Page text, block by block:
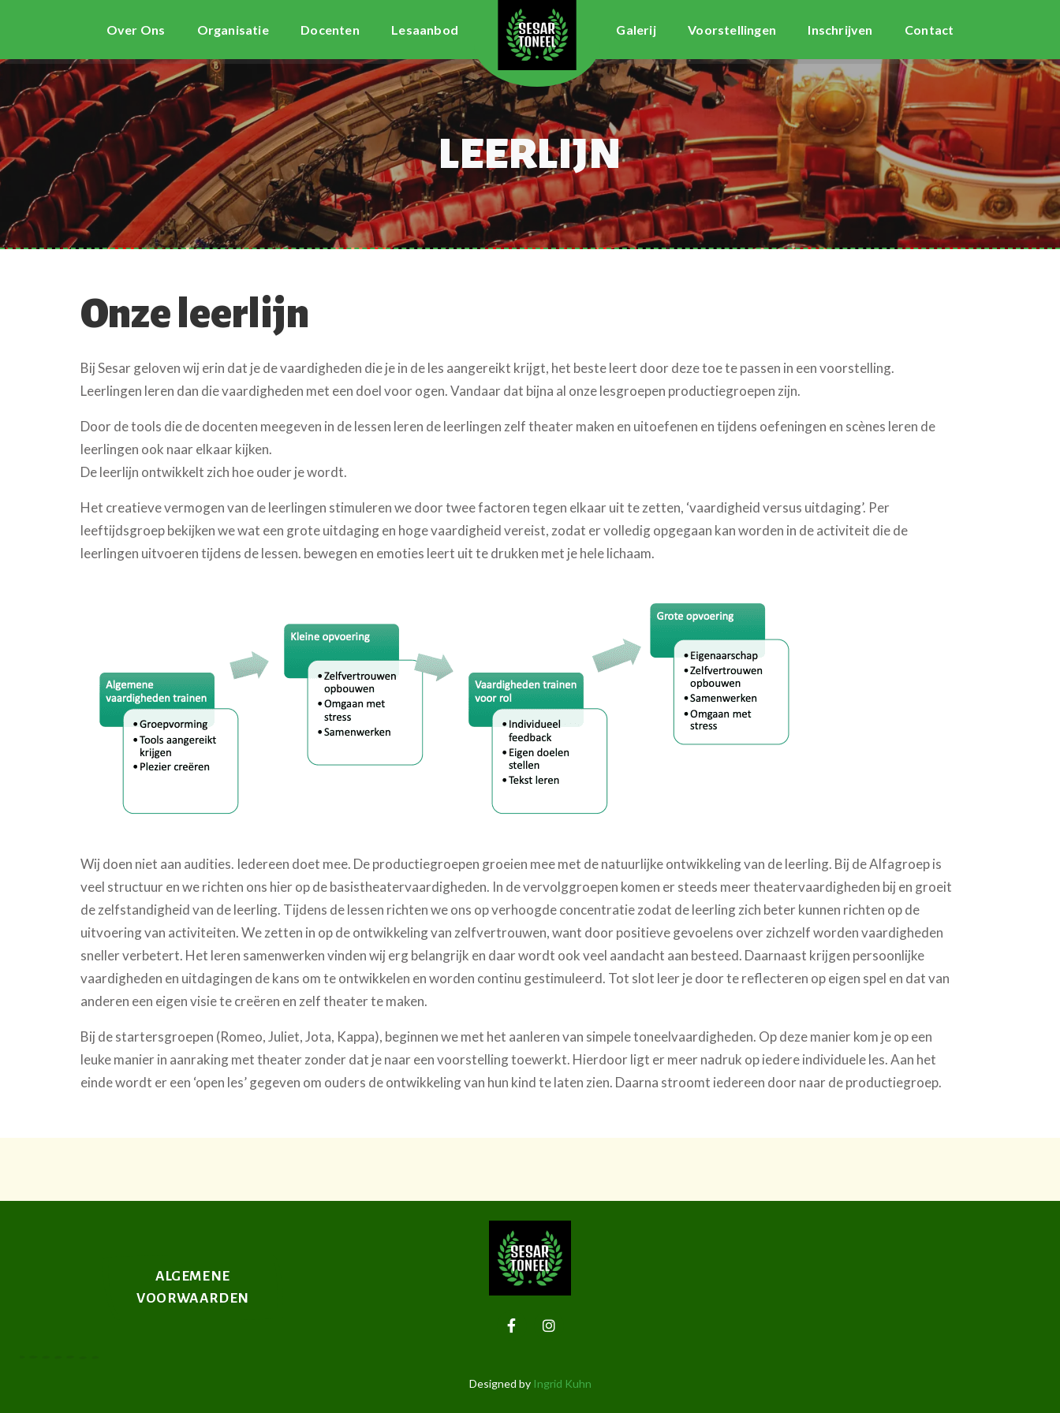
Over Ons Organisatie Docenten Lesaanbod Galerij Voorstellingen Inschrijven Contact
LEERLIJN
Onze leerlijn
Bij Sesar geloven wij erin dat je de vaardigheden die je in de les aangereikt krijgt, het beste leert door deze toe te passen in een voorstelling.
Leerlingen leren dan die vaardigheden met een doel voor ogen. Vandaar dat bijna al onze lesgroepen productiegroepen zijn.
Door de tools die de docenten meegeven in de lessen leren de leerlingen zelf theater maken en uitoefenen en tijdens oefeningen en scènes leren de
leerlingen ook naar elkaar kijken.
De leerlijn ontwikkelt zich hoe ouder je wordt.
Het creatieve vermogen van de leerlingen stimuleren we door twee factoren tegen elkaar uit te zetten, ‘vaardigheid versus uitdaging’. Per
leeftijdsgroep bekijken we wat een grote uitdaging en hoge vaardigheid vereist, zodat er volledig opgegaan kan worden in de activiteit die de
leerlingen uitvoeren tijdens de lessen. bewegen en emoties leert uit te drukken met je hele lichaam.
Wij doen niet aan audities. Iedereen doet mee. De productiegroepen groeien mee met de natuurlijke ontwikkeling van de leerling. Bij de Alfagroep is
veel structuur en we richten ons hier op de basistheatervaardigheden. In de vervolggroepen komen er steeds meer theatervaardigheden bij en groeit
de zelfstandigheid van de leerling. Tijdens de lessen richten we ons op verhoogde concentratie zodat de leerling zich beter kunnen richten op de
uitvoering van activiteiten. We zetten in op de ontwikkeling van zelfvertrouwen, want door positieve gevoelens over zichzelf worden vaardigheden
sneller verbetert. Het leren samenwerken vinden wij erg belangrijk en daar wordt ook veel aandacht aan besteed. Daarnaast krijgen persoonlijke
vaardigheden en uitdagingen de kans om te ontwikkelen en worden continu gestimuleerd. Tot slot leer je door te reflecteren op eigen spel en dat van
anderen een eigen visie te creëren en zelf theater te maken.
Bij de startersgroepen (Romeo, Juliet, Jota, Kappa), beginnen we met het aanleren van simpele toneelvaardigheden. Op deze manier kom je op een
leuke manier in aanraking met theater zonder dat je naar een voorstelling toewerkt. Hierdoor ligt er meer nadruk op iedere individuele les. Aan het
einde wordt er een ‘open les’ gegeven om ouders de ontwikkeling van hun kind te laten zien. Daarna stroomt iedereen door naar de productiegroep.
ALGEMENE
VOORWAARDEN
Designed by Ingrid Kuhn